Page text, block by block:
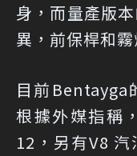
身，而量產版
異，前保桿和
目前Bentayga
根據外媒指稱
12，另有V8